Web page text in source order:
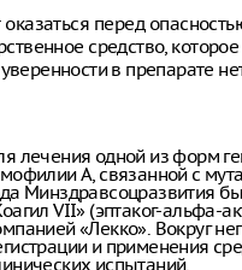
перед
средство,
в препарате
лечения одной из форм
А, связанной с
Минздравсоцразвития
VII» (эптаког-альфа-
«Лекко». Вокруг
и применения
испытаний.